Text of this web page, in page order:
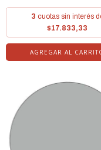
3 cuotas sin interés
$17.833,33
AGREGAR AL